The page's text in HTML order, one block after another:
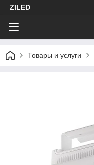
ZILED
Товары и услуги